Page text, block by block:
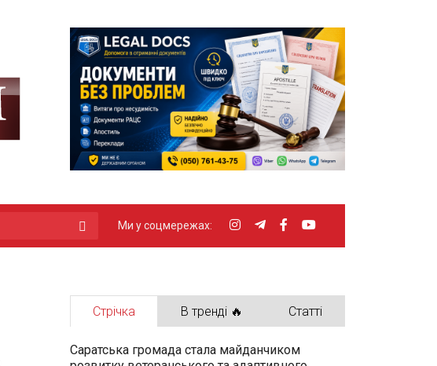
Ми у соцмережах:
Стрічка В тренді 🔥 Статті
Саратська громада стала майданчиком